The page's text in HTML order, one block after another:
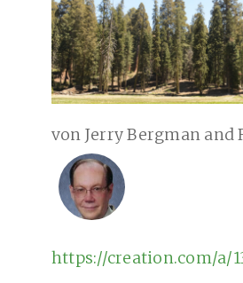
von Jerry Bergman and
https://creation.com/a/